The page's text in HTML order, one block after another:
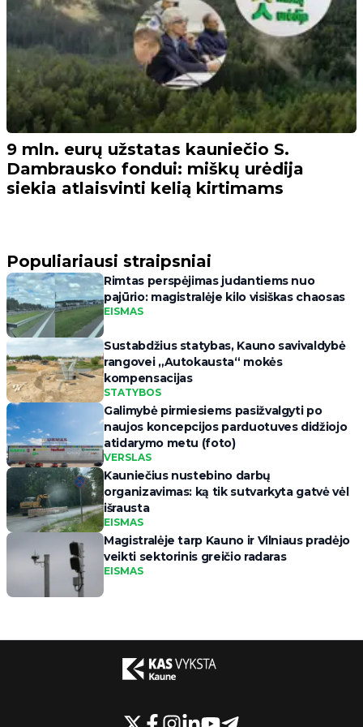
9 mln. eurų užstatas kauniečio S.
Dambrausko fondui: miškų urėdija
siekia atlaisvinti kelią kirtimams
Populiariausi straipsniai
Rimtas perspėjimas judantiems nuo
pajūrio: magistralėje kilo visiškas chaosas
EISMAS
Sustabdžius statybas, Kauno savivaldybė
rangovei „Autokausta“ mokės
kompensacijas
STATYBOS
Galimybė pirmiesiems pasižvalgyti po
naujos koncepcijos parduotuves didžiojo
atidarymo metu (foto)
VERSLAS
Kauniečius nustebino darbų
organizavimas: ką tik sutvarkyta gatvė vėl
išrausta
EISMAS
Magistralėje tarp Kauno ir Vilniaus pradėjo
veikti sektorinis greičio radaras
EISMAS